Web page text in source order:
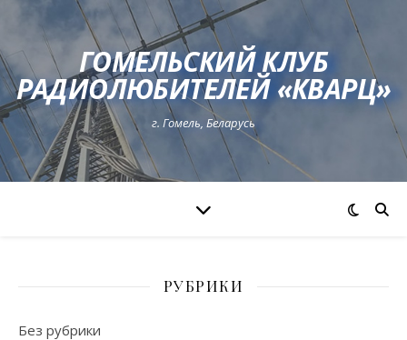
ГОМЕЛЬСКИЙ КЛУБ
РАДИОЛЮБИТЕЛЕЙ «КВАРЦ»
г. Гомель, Беларусь
РУБРИКИ
Без рубрики